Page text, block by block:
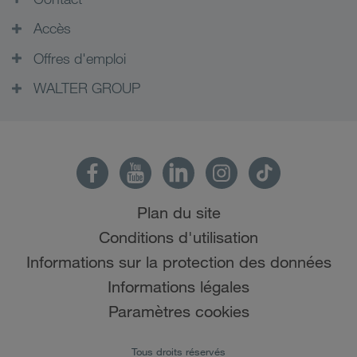
Accès
Offres d'emploi
WALTER GROUP
Plan du site
Conditions d'utilisation
Informations sur la protection des données
Informations légales
Paramètres cookies
Tous droits réservés